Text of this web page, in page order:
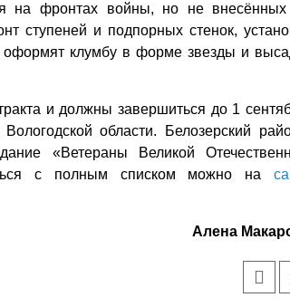
на фронтах войны, но не
ступеней и подпорных стенок,
оформят клумбу в форме звезды и
и должны завершиться до 1
области. Белозерский
«Ветераны Великой
с полным списком можно на
Алена